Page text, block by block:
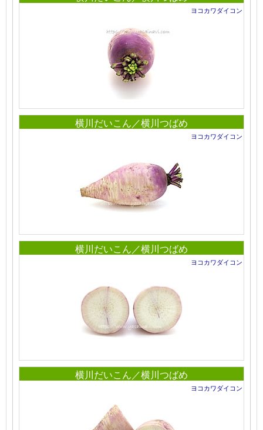
ヨコカワダイコン
横川だいこん／横川つばめ
ヨコカワダイコン
横川だいこん／横川つばめ
ヨコカワダイコン
横川だいこん／横川つばめ
ヨコカワダイコン